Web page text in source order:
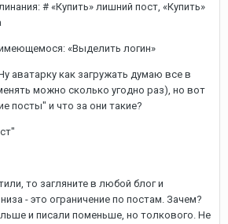
# «Купить» лишний пост, «Купить»
«Выделить логин»
аватарку как загружать думаю все в
можно сколько угодно раз), но вот
посты" и что за они такие?
то загляните в любой блог и
- это ограничение по постам. Зачем?
и писали поменьше, но толкового. Не